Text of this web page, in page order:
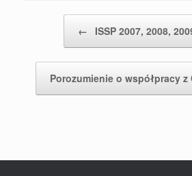
← ISSP 2007, 2008,
Porozumienie o współpracy